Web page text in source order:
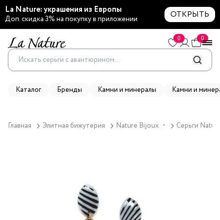
La Nature: украшения из Европы
Доп. скидка 3% на покупку в приложении ОТКРЫТЬ
0 0
Каталог Бренды Камни и минералы Камни и
Главная Элитная бижутерия Nature Bijoux ▼ Серьги